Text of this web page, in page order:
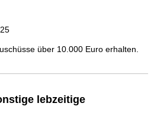
über 10.000 Euro erhalten.
lebzeitige